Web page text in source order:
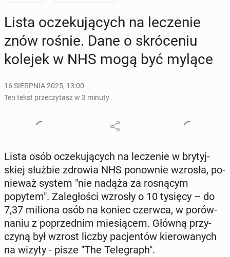
Lista ocze­ku­ją­cych na le­cze­nie
znów rośnie. Dane o skró­ce­niu
kolejek w NHS mogą być mylące
16 SIERPNIA 2025, 13:00
Ten tekst przeczytasz w 3 minuty
Lista osób ocze­ku­ją­cych na le­cze­nie w bry­tyj­
skiej służbie zdrowia NHS po­now­nie wzrosła, po­
nie­waż system "nie nadąża za ro­sną­cym
popytem". Za­le­gło­ści wzrosły o 10 tysięcy – do
7,37 miliona osób na koniec czerwca, w po­rów­
na­niu z po­przed­nim mie­sią­cem. Główną przy­
czy­ną był wzrost liczby pa­cjen­tów kie­ro­wa­nych
na wizyty - pisze "The Te­le­graph".